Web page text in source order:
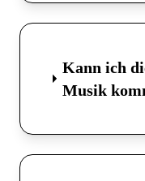
Kann ich
Musik